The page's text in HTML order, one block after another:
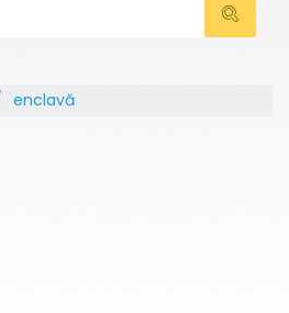
enclavă